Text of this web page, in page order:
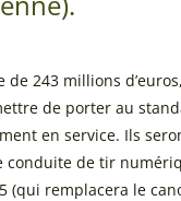
de 243 millions
de porter au
en service. Ils
conduite de tir
(qui remplacera le